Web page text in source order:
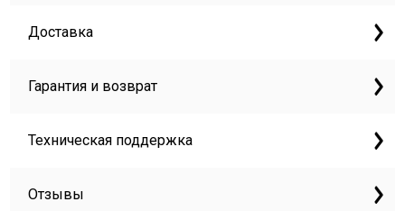
Доставка
Гарантия и возврат
Техническая поддержка
Отзывы